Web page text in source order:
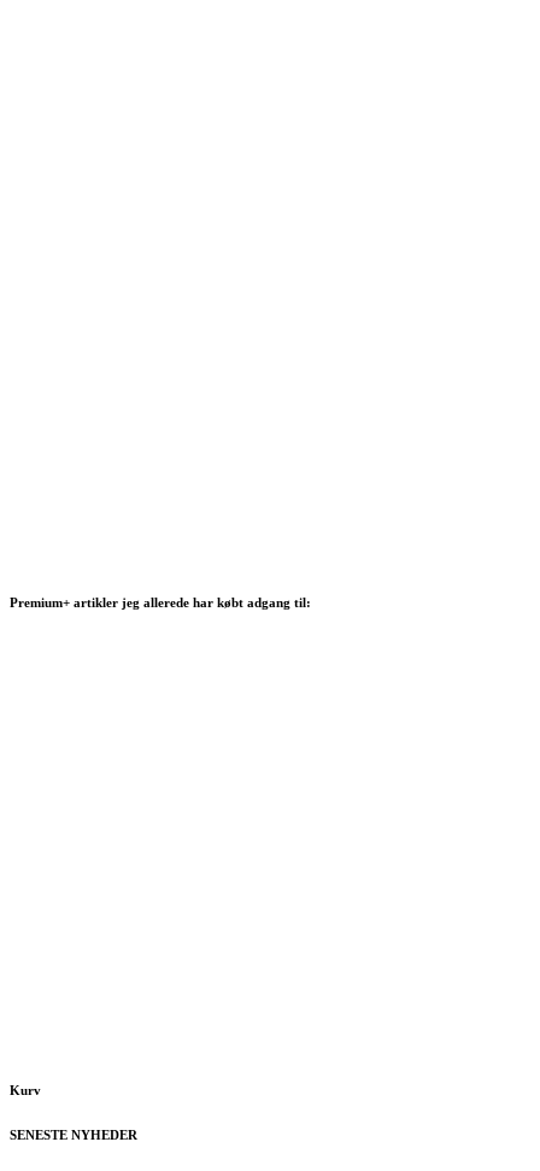
Premium+ artikler jeg allerede har købt adgang til:
Kurv
SENESTE NYHEDER